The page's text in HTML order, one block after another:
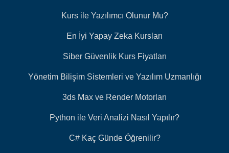
Kurs ile Yazılımcı Olunur Mu?
En İyi Yapay Zeka Kursları
Siber Güvenlik Kurs Fiyatları
Yönetim Bilişim Sistemleri ve Yazılım Uzmanlığı
3ds Max ve Render Motorları
Python ile Veri Analizi Nasıl Yapılır?
C# Kaç Günde Öğrenilir?